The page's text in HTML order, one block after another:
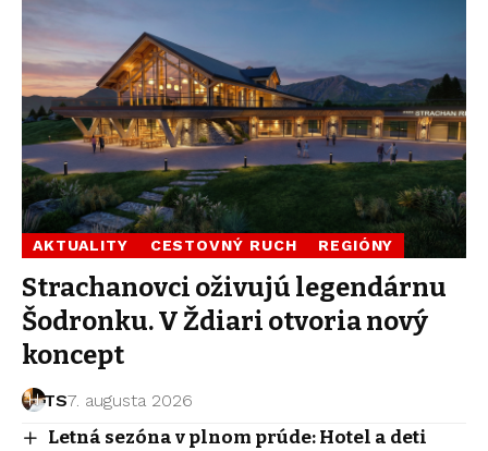
AKTUALITY CESTOVNÝ RUCH REGIÓNY
Strachanovci oživujú legendárnu
Šodronku. V Ždiari otvoria nový
koncept
TS7. augusta 2026
Letná sezóna v plnom prúde: Hotel a deti